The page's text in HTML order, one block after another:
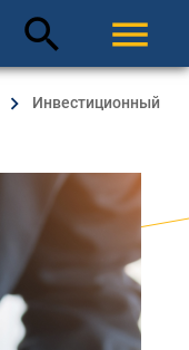
search menu
Инвестиционный